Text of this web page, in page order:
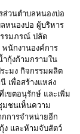
ส่วนตำบลหนองบ่อ
หนองบ่อ ผู้บริหาร
รรมภรณ์ ปลัด
นักงานองค์การ
กุ้งก้ามกรามใน
ะมง กิจกรรมผลิต
เพื่อสร้างแหล่ง
เขตอนุรักษ์ และเพิ่ม
มชนเห็นความ
การจำหน่ายอีก
ง และห้ามจับสัตว์